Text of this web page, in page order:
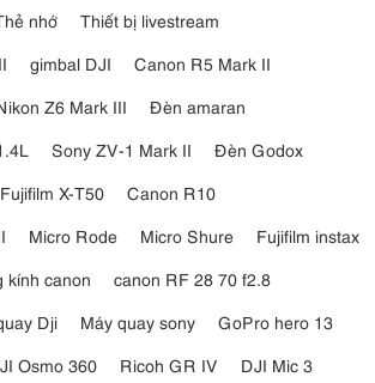
nhớ
Thiết bị livestream
gimbal DJI
Canon R5 Mark II
Z6 Mark III
Đèn amaran
Sony ZV-1 Mark II
Đèn Godox
Fujifilm X-T50
Canon R10
Micro Rode Micro Shure
Fujifilm instax
kính canon
canon RF 28 70 f2.8
Dji Máy quay sony
GoPro hero 13
Osmo 360 Ricoh GR IV
DJI Mic 3